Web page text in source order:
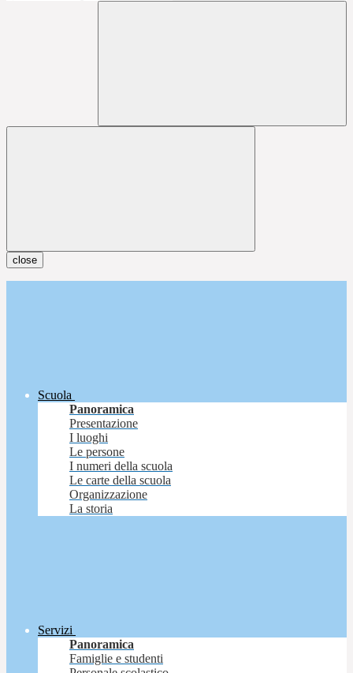
close
Scuola
Panoramica
Presentazione
I luoghi
Le persone
I numeri della scuola
Le carte della scuola
Organizzazione
La storia
Servizi
Panoramica
Famiglie e studenti